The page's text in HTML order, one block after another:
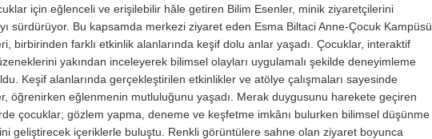
için eğlenceli ve erişilebilir hâle getiren Bilim Esenler, minik ziyaretçilerini
sürdürüyor. Bu kapsamda merkezi ziyaret eden Esma Biltaci Anne-Çocuk Kampüsü
birbirinden farklı etkinlik alanlarında keşif dolu anlar yaşadı. Çocuklar, interaktif
yakından inceleyerek bilimsel olayları uygulamalı şekilde deneyimleme
Keşif alanlarında gerçekleştirilen etkinlikler ve atölye çalışmaları sayesinde
öğrenirken eğlenmenin mutluluğunu yaşadı. Merak duygusunu harekete geçiren
çocuklar; gözlem yapma, deneme ve keşfetme imkânı bulurken bilimsel düşünme
geliştirecek içeriklerle buluştu. Renkli görüntülere sahne olan ziyaret boyunca